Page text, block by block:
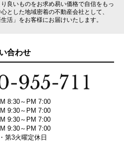
良いものをお求め易い価格で自信をもっ
とした地域密着の不動産会社として、
活」をお客様にお届けいたします。
合わせ
8:30～PM 7:00
9:30～PM 7:00
9:30～PM 7:00
9:30～PM 7:00
第3火曜定休日